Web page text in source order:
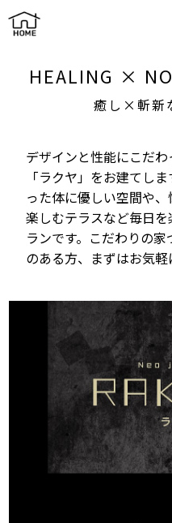
RAKUYA 癒し×斬新な和モダ
HEALING ×
癒し×斬新
デザインと性能にこだ
「ラクヤ」をお建てし
った体に優しい空間や
楽しむテラスなど毎日
ランです。こだわりの
のある方、まずはお気軽